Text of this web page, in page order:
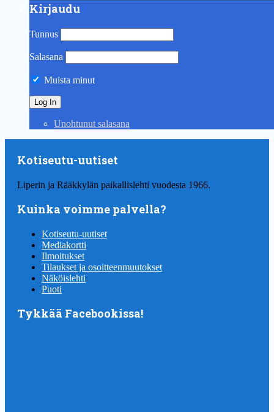
Kirjaudu
Tunnus
Salasana
Muista minut
Unohtunut salasana
Kotiseutu-uutiset
Liperin ja Rääkkylän paikallislehti vuodesta 1966.
Kuinka voimme palvella?
Kotiseutu-uutiset
Mediakortti
Ilmoitukset
Tilaukset ja osoitteenmuutokset
Näköislehti
Puoti
Tykkää Facebookissa!